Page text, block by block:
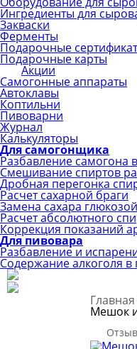
Ингредиенты для
Закваски
Ферменты
Подарочные
Подарочные карты
Акции
Самогонные аппараты
Автоклавы
Коптильни
Пивоварни
Журнал
Калькуляторы
Для самогонщика
Разбавление самогона
Смешивание спиртов
Дробная перегонка
Расчет сахарной браги
Замена сахара
Расчет абсолютного
Коррекция показаний
Для пивовара
Разбавление и
Содержание алкоголя в
Главная
Мешок